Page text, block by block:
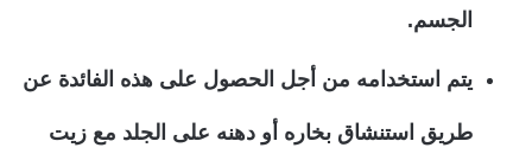
الجسم.
يتم استخدامه من أجل الحصول على هذه الفائدة عن
طريق استنشاق بخاره أو دهنه على الجلد مع زيت